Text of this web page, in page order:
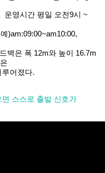
운영시간 평일 오전9시 ~
)am:09:00~am10:00,
벽은 폭 12m와 높이 16.7m
어졌다.
스스로 출발 신호가